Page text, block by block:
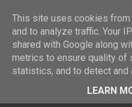
This site uses cookies
and to analyze traffic. Your
shared with Google along
metrics to ensure quality of
statistics, and to detect and
LEARN